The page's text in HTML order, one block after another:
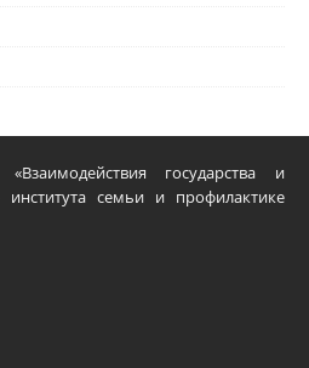
государства и
семьи и профилактике